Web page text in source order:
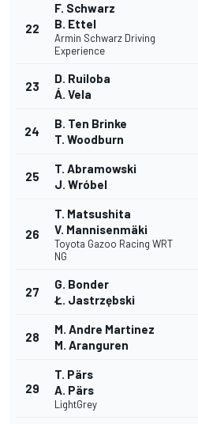
22
F. Schwarz
B. Ettel
Armin Schwarz Driving
Experience
23
D. Ruiloba
Á. Vela
24
B. Ten Brinke
T. Woodburn
25
T. Abramowski
J. Wróbel
26
T. Matsushita
V. Mannisenmäki
Toyota Gazoo Racing WRT
NG
27
G. Bonder
Ł. Jastrzębski
28
M. Andre Martinez
M. Aranguren
29
T. Pärs
A. Pärs
LightGrey